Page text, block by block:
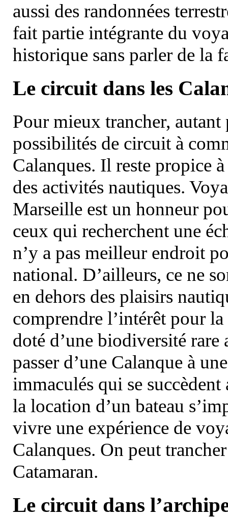
aussi des randonnées
fait partie intégrante du
historique sans parler de la
Le circuit dans les
Pour mieux trancher, autant
possibilités de circuit à
Calanques. Il reste propice
des activités nautiques.
Marseille est un honneur
ceux qui recherchent une
n’y a pas meilleur endroit
national. D’ailleurs, ce ne
en dehors des plaisirs
comprendre l’intérêt pour
doté d’une biodiversité
passer d’une Calanque à
immaculés qui se
la location d’un bateau
vivre une expérience de
Calanques. On peut
Catamaran.
Le circuit dans